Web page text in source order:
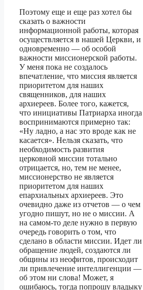
Поэтому еще и еще раз хотел бы
сказать о важности
информационной работы, которая
осуществляется в нашей Церкви, и
одновременно — об особой
важности миссионерской работы.
У меня пока не создалось
впечатление, что миссия является
приоритетом для наших
священников, для наших
архиереев. Более того, кажется,
что инициативы Патриарха иногда
воспринимаются примерно так:
«Ну ладно, а нас это вроде как не
касается». Нельзя сказать, что
необходимость развития
церковной миссии тотально
отрицается, но, тем не менее,
миссионерство не является
приоритетом для наших
епархиальных архиереев. Это
очевидно даже из отчетов — о чем
угодно пишут, но не о миссии. А
на самом-то деле нужно в первую
очередь говорить о том, что
сделано в области миссии. Идет ли
обращение людей, создаются ли
общины из неофитов, происходит
ли привлечение интеллигенции —
об этом ни слова! Может, я
ошибаюсь, тогда попрошу владыку